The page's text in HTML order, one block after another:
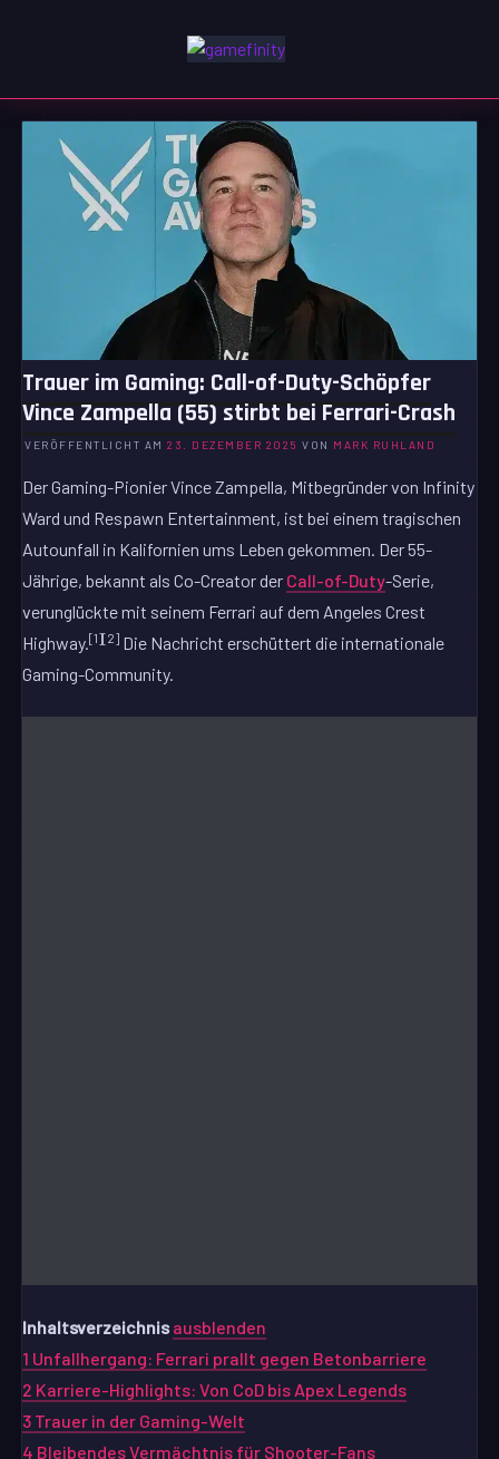
Trauer im Gaming: Call-of-Duty-Schöpfer
Vince Zampella (55) stirbt bei Ferrari-Crash
VERÖFFENTLICHT AM23. DEZEMBER 2025 VON MARK RUHLAND
Der Gaming-Pionier Vince Zampella, Mitbegründer von Infinity
Ward und Respawn Entertainment, ist bei einem tragischen
Autounfall in Kalifornien ums Leben gekommen. Der 55-
Jährige, bekannt als Co-Creator der Call-of-Duty-Serie,
verunglückte mit seinem Ferrari auf dem Angeles Crest
Highway.[1][2] Die Nachricht erschüttert die internationale
Gaming-Community.
Inhaltsverzeichnis ausblenden
1 Unfallhergang: Ferrari prallt gegen Betonbarriere
2 Karriere-Highlights: Von CoD bis Apex Legends
3 Trauer in der Gaming-Welt
4 Bleibendes Vermächtnis für Shooter-Fans